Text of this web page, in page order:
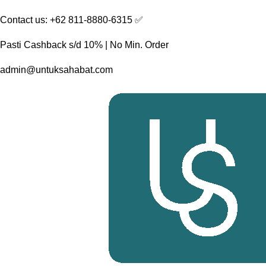
to
content
Contact us: +62 811-8880-6315 ✅︎
Pasti Cashback s/d 10% | No Min. Order
admin@untuksahabat.com